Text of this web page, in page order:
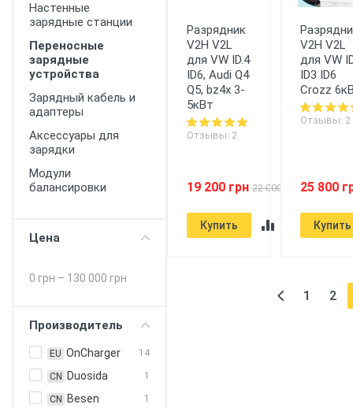
Настенные
зарядные станции
Переносные
зарядные
устройства
Зарядный кабель и
адаптеры
Аксессуары для
зарядки
Модули
балансировки
Цена
0 грн – 130 000 грн
Производитель
EU OnCharger 14
CN Duosida 1
CN Besen 1
Разрядник
V2H V2L
для VW ID.4
ID6, Audi Q4
Q5, bz4x 3-
5кВт
Отзывы: 2
19 200 грн 22 000 грн
Купить
V2H V2L
для VW
ID3 ID6
Crozz
Отзывы: 2
25 800
Купить
1 2